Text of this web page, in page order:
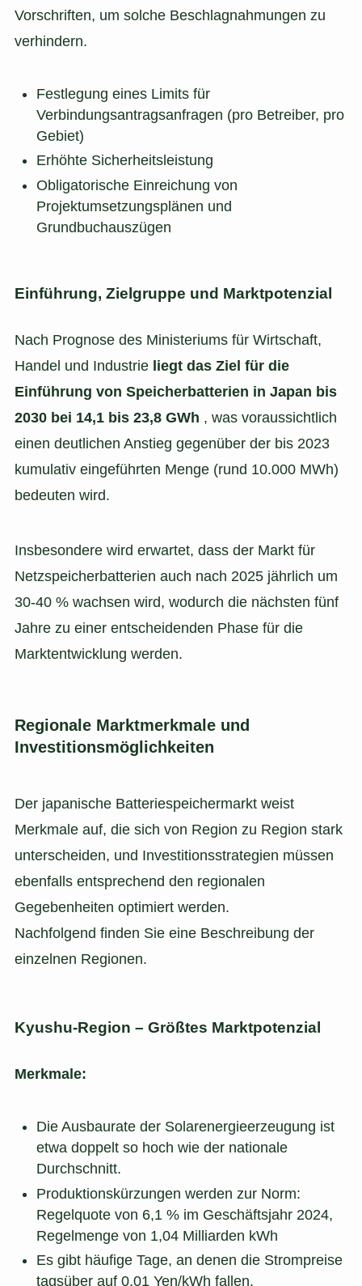
Vorschriften, um solche Beschlagnahmungen zu
verhindern.
Festlegung eines Limits für
Verbindungsantragsanfragen (pro Betreiber, pro
Gebiet)
Erhöhte Sicherheitsleistung
Obligatorische Einreichung von
Projektumsetzungsplänen und
Grundbuchauszügen
Einführung, Zielgruppe und Marktpotenzial
Nach Prognose des Ministeriums für Wirtschaft,
Handel und Industrie liegt das Ziel für die
Einführung von Speicherbatterien in Japan bis
2030 bei 14,1 bis 23,8 GWh , was voraussichtlich
einen deutlichen Anstieg gegenüber der bis 2023
kumulativ eingeführten Menge (rund 10.000 MWh)
bedeuten wird.
Insbesondere wird erwartet, dass der Markt für
Netzspeicherbatterien auch nach 2025 jährlich um
30-40 % wachsen wird, wodurch die nächsten fünf
Jahre zu einer entscheidenden Phase für die
Marktentwicklung werden.
Regionale Marktmerkmale und
Investitionsmöglichkeiten
Der japanische Batteriespeichermarkt weist
Merkmale auf, die sich von Region zu Region stark
unterscheiden, und Investitionsstrategien müssen
ebenfalls entsprechend den regionalen
Gegebenheiten optimiert werden.
Nachfolgend finden Sie eine Beschreibung der
einzelnen Regionen.
Kyushu-Region – Größtes Marktpotenzial
Merkmale:
Die Ausbaurate der Solarenergieerzeugung ist
etwa doppelt so hoch wie der nationale
Durchschnitt.
Produktionskürzungen werden zur Norm:
Regelquote von 6,1 % im Geschäftsjahr 2024,
Regelmenge von 1,04 Milliarden kWh
Es gibt häufige Tage, an denen die Strompreise
tagsüber auf 0,01 Yen/kWh fallen.